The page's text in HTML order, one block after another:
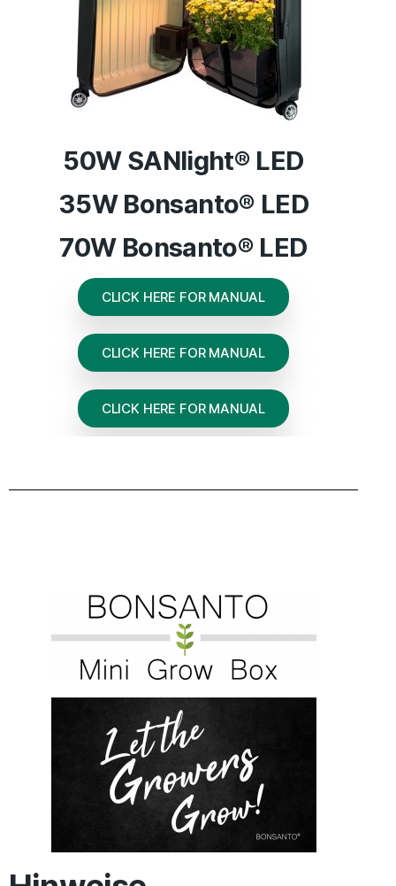
50W SANlight® LED
35W Bonsanto® LED
70W Bonsanto® LED
CLICK HERE FOR MANUAL
CLICK HERE FOR MANUAL
CLICK HERE FOR MANUAL